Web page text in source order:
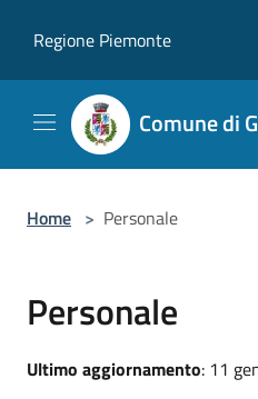
Regione Piemonte
Comune di
Home > Personale
Personale
Ultimo aggiornamento: 11